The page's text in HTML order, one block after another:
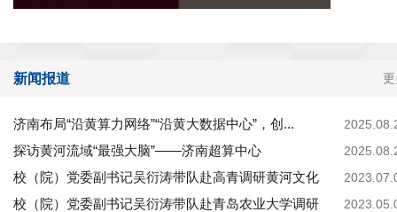
新闻报道
济南布局“沿黄算力网络”“沿黄大数据中心”，创...
探访黄河流域“最强大脑”——济南超算中心
校（院）党委副书记吴衍涛带队赴高青调研黄河文化
校（院）党委副书记吴衍涛带队赴青岛农业大学调研